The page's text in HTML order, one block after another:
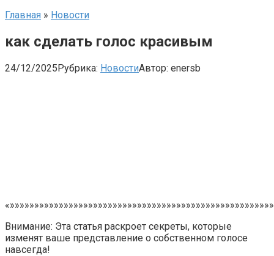
Главная » Новости
как сделать голос красивым
24/12/2025Рубрика: НовостиАвтор: enersb
Внимание: Эта статья раскроет секреты, которые
изменят ваше представление о собственном голосе
навсегда!